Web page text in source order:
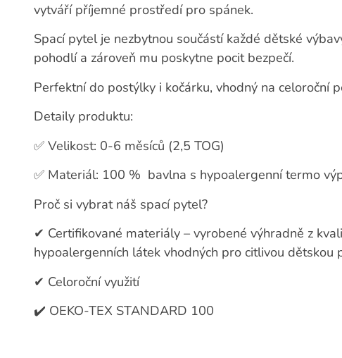
vytváří příjemné prostředí pro spánek.
Spací pytel je nezbytnou součástí každé dětské
pohodlí a zároveň mu poskytne pocit bezpečí.
Perfektní do postýlky i kočárku, vhodný na celoroční
Detaily produktu:
✅ Velikost: 0-6 měsíců (2,5 TOG)
✅ Materiál: 100 % bavlna s hypoalergenní termo
Proč si vybrat náš spací pytel?
✔ Certifikované materiály – vyrobené výhradně z
hypoalergenních látek vhodných pro citlivou dětskou
✔ Celoroční využití
✔️ OEKO-TEX STANDARD 100